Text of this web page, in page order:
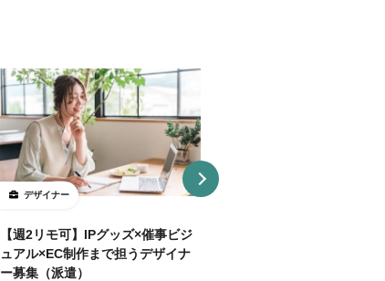
デザイナー
【週2リモ可】IPグッズ×催事ビジ
ュアル×EC制作まで担うデザイナ
ー募集（派遣）